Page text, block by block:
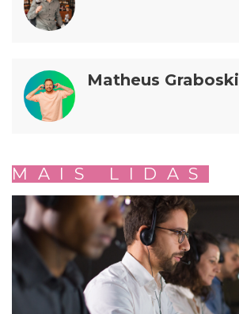
Matheus Graboski
MAIS LIDAS